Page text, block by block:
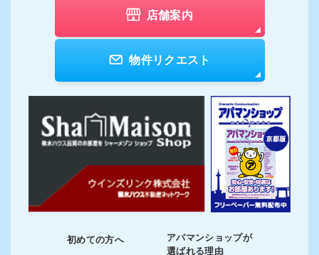
店舗案内
物件リクエスト
初めての方へ
アパマンショップが
選ばれる理由